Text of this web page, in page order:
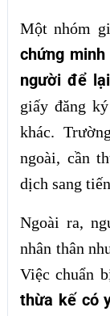
Một nhóm
chứng
người để
giấy đăng
khác.
ngoài, cần
dịch sang
Ngoài ra,
nhân thân
Việc chuẩn
thừa kế có